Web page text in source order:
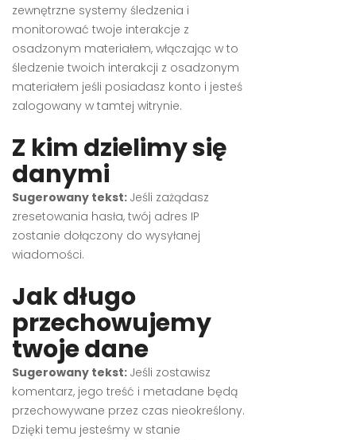
zewnętrzne systemy śledzenia i
monitorować twoje interakcje z
osadzonym materiałem, włączając w to
śledzenie twoich interakcji z osadzonym
materiałem jeśli posiadasz konto i jesteś
zalogowany w tamtej witrynie.
Z kim dzielimy się
danymi
Sugerowany tekst: Jeśli zażądasz
zresetowania hasła, twój adres IP
zostanie dołączony do wysyłanej
wiadomości.
Jak długo
przechowujemy
twoje dane
Sugerowany tekst: Jeśli zostawisz
komentarz, jego treść i metadane będą
przechowywane przez czas nieokreślony.
Dzięki temu jesteśmy w stanie